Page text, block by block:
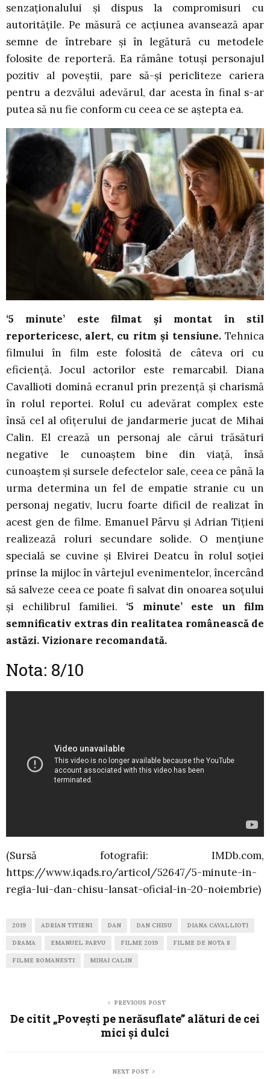
senzaționalului și dispus la compromisuri cu
autoritățile. Pe măsură ce acțiunea avansează apar
semne de întrebare și în legătură cu metodele
folosite de reporteră. Ea rămâne totuși personajul
pozitiv al poveștii, pare să-și pericliteze cariera
pentru a dezvălui adevărul, dar acesta în final s-ar
putea să nu fie conform cu ceea ce se aștepta ea.
‘5 minute’ este filmat și montat în stil
reportericesc, alert, cu ritm și tensiune.Tehnica
filmului în film este folosită de câteva ori cu
eficiență. Jocul actorilor este remarcabil. Diana
Cavallioti domină ecranul prin prezență și charismă
în rolul reportei. Rolul cu adevărat complex este
însă cel al ofițerului de jandarmerie jucat de Mihai
Calin. El crează un personaj ale cărui trăsături
negative le cunoaștem bine din viață, însă
cunoaștem și sursele defectelor sale, ceea ce până la
urma determina un fel de empatie stranie cu un
personaj negativ, lucru foarte dificil de realizat în
acest gen de filme. Emanuel Pârvu și Adrian Tițieni
realizează roluri secundare solide. O mențiune
specială se cuvine și Elvirei Deatcu în rolul soției
prinse la mijloc în vârtejul evenimentelor, încercând
să salveze ceea ce poate fi salvat din onoarea soțului
și echilibrul familiei. ‘5 minute’ este un film
semnificativ extras din realitatea românească de
astăzi. Vizionare recomandată.
Nota: 8/10
(Sursă fotografii: IMDb.com,
https://www.iqads.ro/articol/52647/5-minute-in-
regia-lui-dan-chisu-lansat-oficial-in-20-noiembrie)
2019 ADRIAN TITIENI DAN DAN CHISU DIANA CAVALLIOTI
DRAMA EMANUEL PARVU FILME 2019 FILME DE NOTA 8
FILME ROMANESTI MIHAI CALIN
PREVIOUS POST
De citit „Povești pe nerăsuflate” alături de cei
mici și dulci
NEXT POST